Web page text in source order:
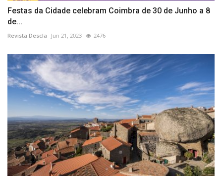
Festas da Cidade celebram Coimbra de 30 de Junho a 8
de...
Revista Descla Jun 21, 2023 2476